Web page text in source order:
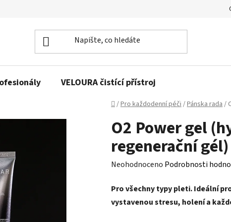
VELOURA čistící přístroj
Domů
/Pro každodenní péči/Pánska rada/
O2 Power gel
regenerační
Průměrné
produktu
je
Neohodnoceno Podrobnosti
Pro všechny typy pleti. Ideální
vystavenou stresu, holení a